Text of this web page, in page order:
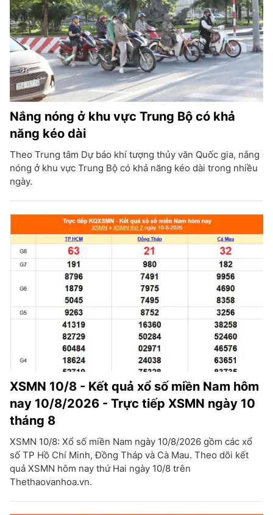
Nắng nóng ở khu vực Trung Bộ có khả
năng kéo dài
Theo Trung tâm Dự báo khí tượng thủy văn Quốc gia, nắng
nóng ở khu vực Trung Bộ có khả năng kéo dài trong nhiều
ngày.
XSMN 10/8 - Kết quả xổ số miền Nam hôm
nay 10/8/2026 - Trực tiếp XSMN ngày 10
tháng 8
XSMN 10/8: Xổ số miền Nam ngày 10/8/2026 gồm các xổ
số TP Hồ Chí Minh, Đồng Tháp và Cà Mau. Theo dõi kết
quả XSMN hôm nay thứ Hai ngày 10/8 trên
Thethaovanhoa.vn.